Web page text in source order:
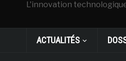
L'innovation
ACTUALITÉS